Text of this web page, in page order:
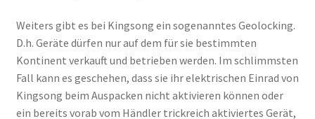
Weiters gibt es bei Kingsong ein sogenanntes Geolocking.
D.h. Geräte dürfen nur auf dem für sie bestimmten
Kontinent verkauft und betrieben werden. Im schlimmsten
Fall kann es geschehen, dass sie ihr elektrischen Einrad von
Kingsong beim Auspacken nicht aktivieren können oder
ein bereits vorab vom Händler trickreich aktiviertes Gerät,